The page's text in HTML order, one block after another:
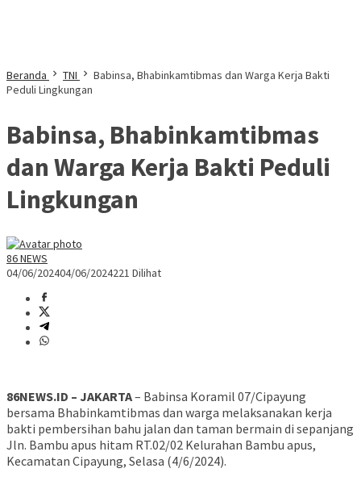
Beranda TNI
Babinsa, Bhabinkamtibmas dan Warga Kerja Bakti
Peduli Lingkungan
Babinsa, Bhabinkamtibmas
dan Warga Kerja Bakti Peduli
Lingkungan
86 NEWS
04/06/202404/06/2024221 Dilihat
86NEWS.ID – JAKARTA– Babinsa Koramil 07/Cipayung
bersama Bhabinkamtibmas dan warga melaksanakan kerja
bakti pembersihan bahu jalan dan taman bermain di sepanjang
Jln. Bambu apus hitam RT.02/02 Kelurahan Bambu apus,
Kecamatan Cipayung, Selasa (4/6/2024).